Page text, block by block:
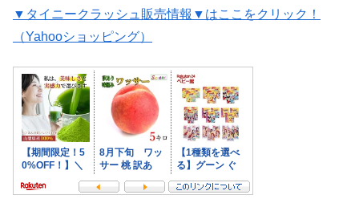
▼タイニークラッシュ販売情報▼はここをクリック！
（Yahooショッピング）